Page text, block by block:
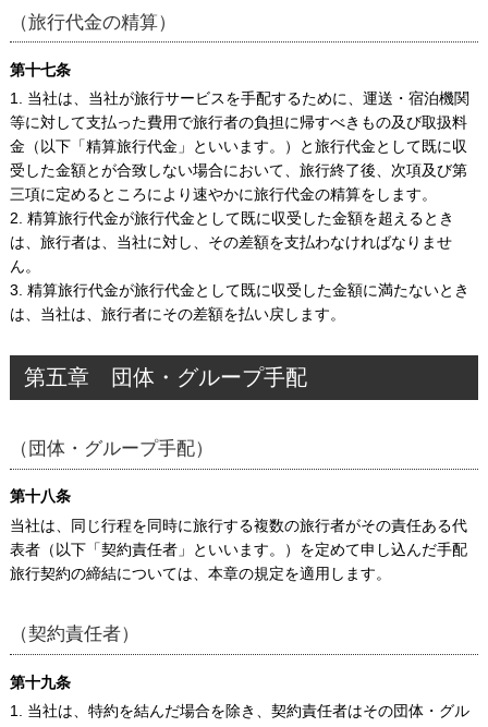
（旅行代金の精算）
第十七条
1. 当社は、当社が旅行サービスを手配するために、運送・宿泊機関
等に対して支払った費用で旅行者の負担に帰すべきもの及び取扱料
金（以下「精算旅行代金」といいます。）と旅行代金として既に収
受した金額とが合致しない場合において、旅行終了後、次項及び第
三項に定めるところにより速やかに旅行代金の精算をします。
2. 精算旅行代金が旅行代金として既に収受した金額を超えるとき
は、旅行者は、当社に対し、その差額を支払わなければなりませ
ん。
3. 精算旅行代金が旅行代金として既に収受した金額に満たないとき
は、当社は、旅行者にその差額を払い戻します。
第五章 団体・グループ手配
（団体・グループ手配）
第十八条
当社は、同じ行程を同時に旅行する複数の旅行者がその責任ある代
表者（以下「契約責任者」といいます。）を定めて申し込んだ手配
旅行契約の締結については、本章の規定を適用します。
（契約責任者）
第十九条
1. 当社は、特約を結んだ場合を除き、契約責任者はその団体・グル